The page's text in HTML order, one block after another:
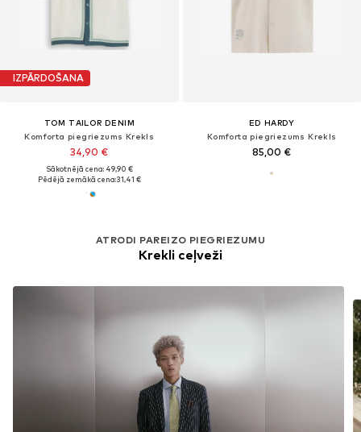
IZPĀRDOŠANA
TOM TAILOR DENIM
Komforta piegriezums Krekls
34,90 €
Sākotnējā cena: 49,90 €
Pēdējā zemākā cena:31,41 €
ED HARDY
Komforta piegriezums Krekls
85,00 €
ATRODI PAREIZO PIEGRIEZUMU
Krekli ceļveži